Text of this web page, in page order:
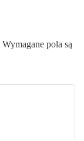
Wymagane pola są